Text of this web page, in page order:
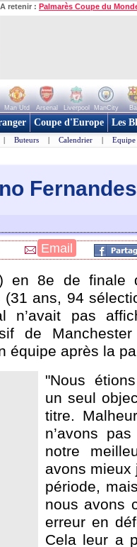
A retenir : Palmarès Coupe du
Man Utd Arsenal Liverpool ManCity
Coupe d'Europe Les
| Buteurs | Calendrier | Equipe
Email
en 8e de finale
(31 ans, 94
n’avait pas
de
équipe après la
"Nous
un seul
titre.
n’avons
notre
avons mieux
période,
nous avons
erreur en
Cela leur a